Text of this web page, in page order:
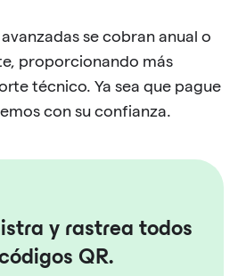
se cobran anual o
proporcionando más
técnico. Ya sea que pague
con su confianza.
y rastrea todos
QR.